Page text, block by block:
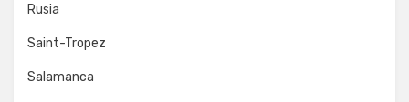
Rusia
Saint-Tropez
Salamanca